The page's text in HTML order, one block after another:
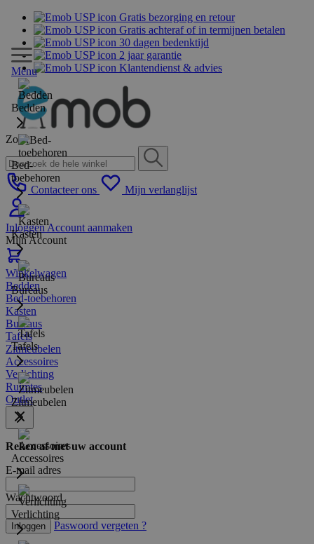
Gratis bezorging en retour
Gratis achteraf of in termijnen betalen
30 dagen bedenktijd
2 jaar garantie
Klantendienst & advies
Zoek
Contacteer ons Mijn verlanglijst
InloggenAccount aanmaken
Mijn Account
Winkelwagen
Menu
Bedden
Bed-
toebehoren
Kasten
Bureaus
Tafels
Zitmeubelen
Accessoires
Verlichting
Bedden
Bed-toebehoren
Kasten
Bureaus
Tafels
Zitmeubelen
Accessoires
Verlichting
Ruimtes
Outlet
Reken af met uw account
E-mail adres
Wachtwoord
Inloggen Paswoord vergeten ?